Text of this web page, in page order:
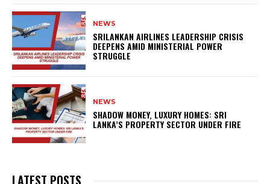
NEWS
SRILANKAN AIRLINES LEADERSHIP CRISIS
DEEPENS AMID MINISTERIAL POWER
STRUGGLE
NEWS
SHADOW MONEY, LUXURY HOMES: SRI
LANKA’S PROPERTY SECTOR UNDER FIRE